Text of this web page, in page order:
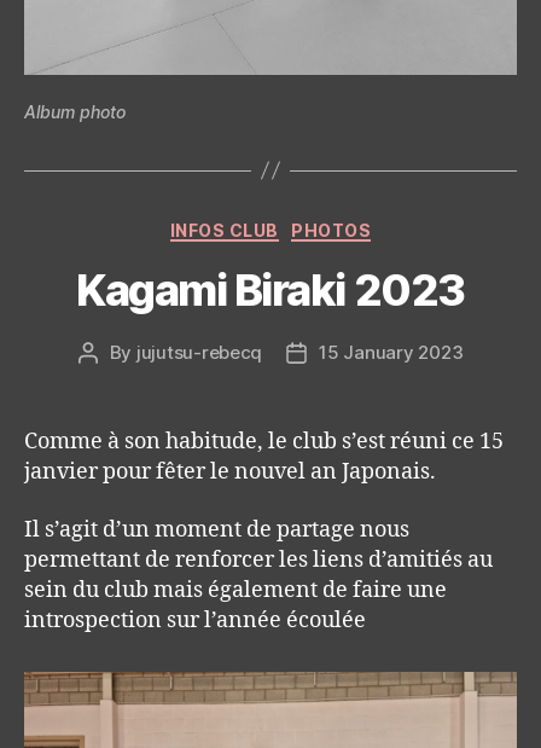
Album photo
Categories
INFOS CLUB PHOTOS
Kagami Biraki 2023
Post
By jujutsu-rebecq
Post15 January 2023
Comme à son habitude, le club s’est réuni ce 15
janvier pour fêter le nouvel an Japonais.
Il s’agit d’un moment de partage nous
permettant de renforcer les liens d’amitiés au
sein du club mais également de faire une
introspection sur l’année écoulée